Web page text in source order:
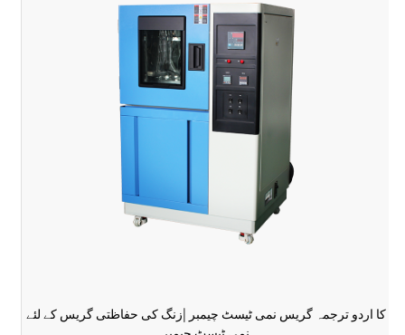
کا اردو ترجمہ گریس نمی ٹیسٹ چیمبر |زنگ کی حفاظتی گریس کے لئے